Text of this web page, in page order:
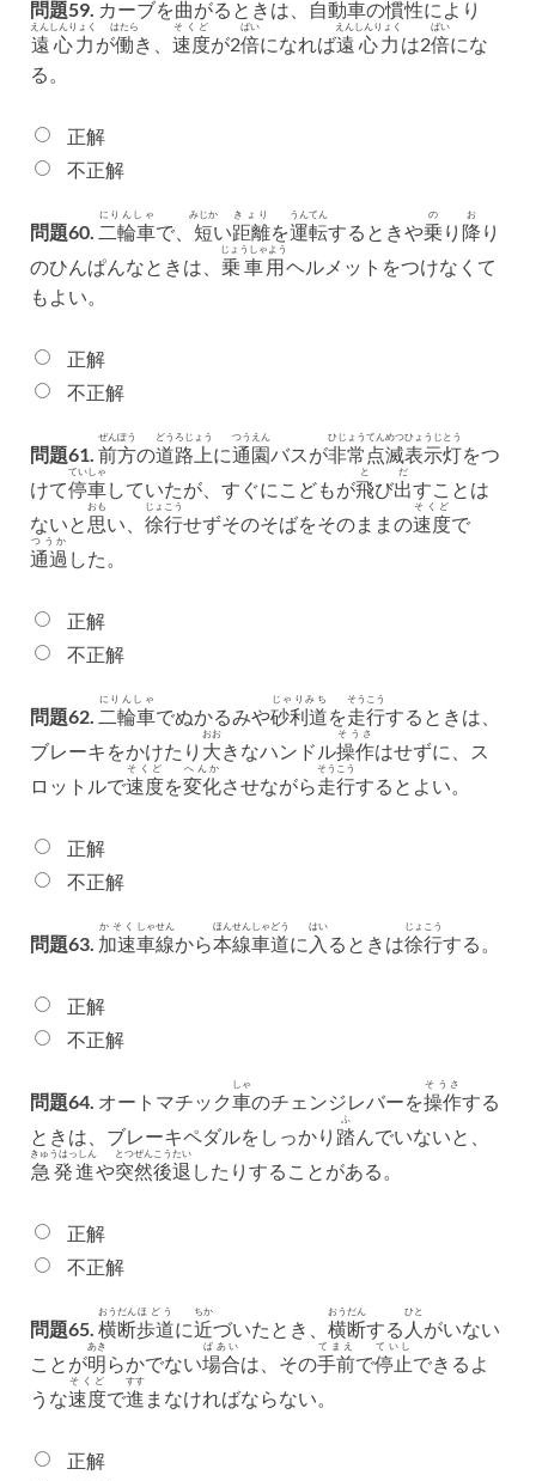
問題59. カーブを曲がるときは、 自動車の慣性により
遠心力
えんしんりょく
が働
はたら
き、 速度
そくど
が2倍
ばい
になれば遠心力
えんしんりょく
は2倍
ばい
にな
る。
正解
不正解
問題60. 二輪車
にりんしゃ
で、 短
みじか
い距離
きょり
を運転
うんてん
するときや乗
の
り 降
お
り
のひんぱんなときは、 乗車用
じょうしゃよう
ヘルメットをつけなくて
もよい。
正解
不正解
問題61. 前方
ぜんぽう
の道路上
どうろじょう
に通園
つうえん
バスが非常
ひじょう
点滅
てんめつ
表示灯
ひょうじとう
をつ
けて停車
ていしゃ
していたが、すぐにこどもが飛
と
び出
だ
すことは
ないと 思
おも
い、 徐行
じょこう
せずそのそばをそのままの速度
そくど
で
通過
つうか
した。
正解
不正解
問題62. 二輪車
にりんしゃ
でぬかるみや砂利道
じゃりみち
を走行
そうこう
するときは、
ブレーキをかけたり 大
おお
きなハンドル操作
そうさ
はせずに、ス
ロットルで速度
そくど
を変化
へんか
させながら走行
そうこう
するとよい。
正解
不正解
問題63. 加速
かそく
車線
しゃせん
から本線
ほんせん
車道
しゃどう
に 入
はい
るときは徐行
じょこう
する。
正解
不正解
問題64. オートマチック車
しゃ
のチェンジレバーを操作
そうさ
する
ときは、ブレーキペダルをしっかり 踏
ふ
んでいないと、
急発進
きゅうはっしん
や突然
とつぜん
後退
こうたい
したりすることがある。
正解
不正解
問題65. 横断
おうだん
歩道
ほどう
に近
ちか
づいたとき、 横断
おうだん
する 人
ひと
がいない
ことが明
あき
らかでない場合
ばあい
は、その手前
てまえ
で停止
ていし
できるよ
うな速度
そくど
で進
すす
まなければならない。
正解